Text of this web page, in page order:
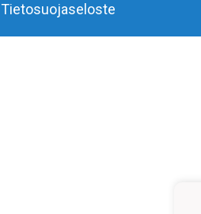
Tietosuojaseloste